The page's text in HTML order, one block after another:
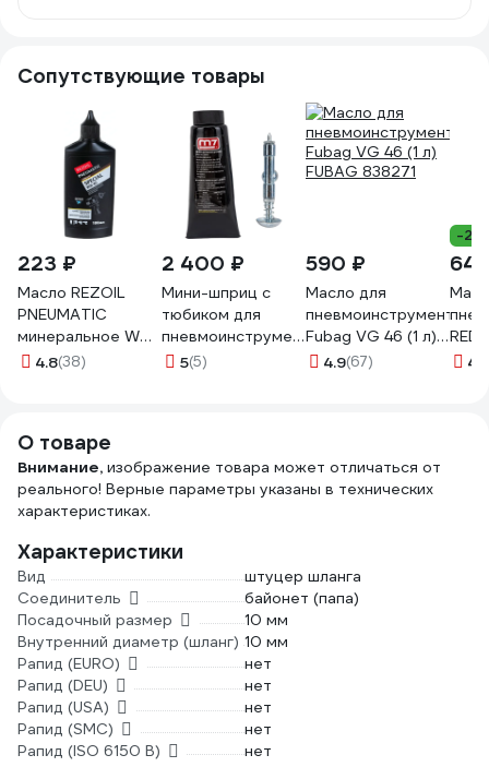
Сопутствующие товары
223 ₽
Масло REZOIL
PNEUMATIC
минеральное WH-
45 0.1 л Rezer
4.8(38)
2 400 ₽
Мини-шприц с
тюбиком для
пневмоинструмента
MIGHTY SEVEN
5(5)
590 ₽
Масло для
пневмоинструмента
Fubag VG 46 (1 л)
FUBAG 838271
4.9(67)
-
4.2
О товаре
Внимание, изображение товара может отличаться от
реального! Верные параметры указаны в технических
характеристиках.
Характеристики
Вид
штуцер шланга
Соединитель
байонет (папа)
Посадочный размер
10 мм
Внутренний диаметр (шланг) 10 мм
Рапид (EURO)
нет
Рапид (DEU)
нет
Рапид (USA)
нет
Рапид (SMC)
нет
Рапид (ISO 6150 B)
нет